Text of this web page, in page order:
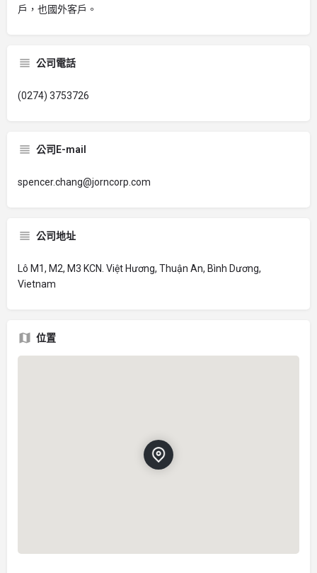
戶，也國外客戶。
公司電話
(0274) 3753726
公司E-mail
spencer.chang@jorncorp.com
公司地址
Lô M1, M2, M3 KCN. Việt Hương, Thuận An, Bình Dương,
Vietnam
位置